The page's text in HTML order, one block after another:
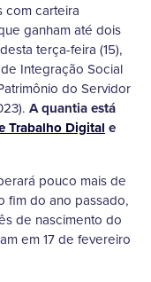
com carteira
ganham até dois
terça-feira (15),
Integração Social
do Servidor
A quantia está
Trabalho Digital e
pouco mais de
fim do ano passado,
de nascimento do
em 17 de fevereiro